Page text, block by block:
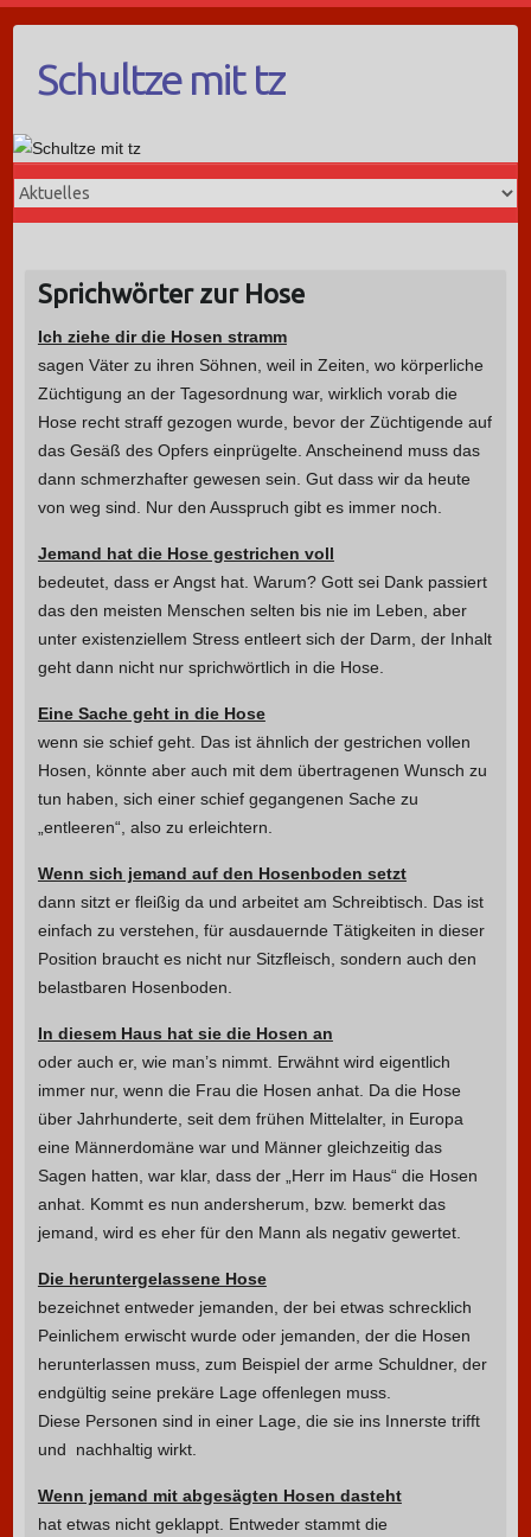
Schultze mit tz
Sprichwörter zur Hose
Ich ziehe dir die Hosen stramm
sagen Väter zu ihren Söhnen, weil in Zeiten, wo körperliche
Züchtigung an der Tagesordnung war, wirklich vorab die
Hose recht straff gezogen wurde, bevor der Züchtigende auf
das Gesäß des Opfers einprügelte. Anscheinend muss das
dann schmerzhafter gewesen sein. Gut dass wir da heute
von weg sind. Nur den Ausspruch gibt es immer noch.
Jemand hat die Hose gestrichen voll
bedeutet, dass er Angst hat. Warum? Gott sei Dank passiert
das den meisten Menschen selten bis nie im Leben, aber
unter existenziellem Stress entleert sich der Darm, der Inhalt
geht dann nicht nur sprichwörtlich in die Hose.
Eine Sache geht in die Hose
wenn sie schief geht. Das ist ähnlich der gestrichen vollen
Hosen, könnte aber auch mit dem übertragenen Wunsch zu
tun haben, sich einer schief gegangenen Sache zu
„entleeren“, also zu erleichtern.
Wenn sich jemand auf den Hosenboden setzt
dann sitzt er fleißig da und arbeitet am Schreibtisch. Das ist
einfach zu verstehen, für ausdauernde Tätigkeiten in dieser
Position braucht es nicht nur Sitzfleisch, sondern auch den
belastbaren Hosenboden.
In diesem Haus hat sie die Hosen an
oder auch er, wie man’s nimmt. Erwähnt wird eigentlich
immer nur, wenn die Frau die Hosen anhat. Da die Hose
über Jahrhunderte, seit dem frühen Mittelalter, in Europa
eine Männerdomäne war und Männer gleichzeitig das
Sagen hatten, war klar, dass der „Herr im Haus“ die Hosen
anhat. Kommt es nun andersherum, bzw. bemerkt das
jemand, wird es eher für den Mann als negativ gewertet.
Die heruntergelassene Hose
bezeichnet entweder jemanden, der bei etwas schrecklich
Peinlichem erwischt wurde oder jemanden, der die Hosen
herunterlassen muss, zum Beispiel der arme Schuldner, der
endgültig seine prekäre Lage offenlegen muss.
Diese Personen sind in einer Lage, die sie ins Innerste trifft
und nachhaltig wirkt.
Wenn jemand mit abgesägten Hosen dasteht
hat etwas nicht geklappt. Entweder stammt die